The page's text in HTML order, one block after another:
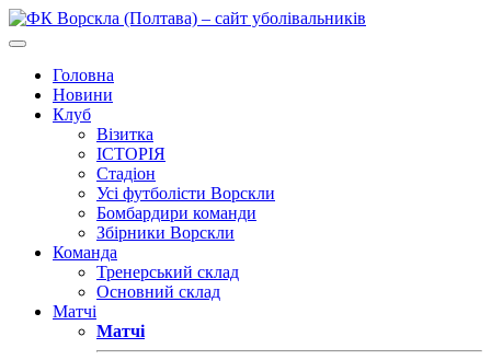
Головна
Новини
Клуб
Візитка
ІСТОРІЯ
Стадіон
Усі футболісти Ворскли
Бомбардири команди
Збірники Ворскли
Команда
Тренерський склад
Основний склад
Матчі
Матчі